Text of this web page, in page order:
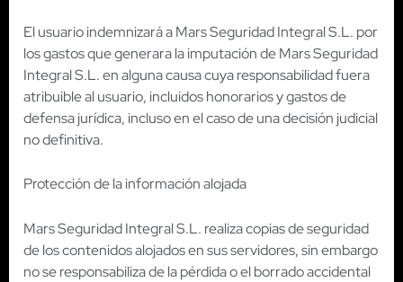
El usuario indemnizará a Mars Seguridad Integral S.L. por
los gastos que generara la imputación de Mars Seguridad
Integral S.L. en alguna causa cuya responsabilidad fuera
atribuible al usuario, incluidos honorarios y gastos de
defensa jurídica, incluso en el caso de una decisión judicial
no definitiva.
Protección de la información alojada
Mars Seguridad Integral S.L. realiza copias de seguridad
de los contenidos alojados en sus servidores, sin embargo
no se responsabiliza de la pérdida o el borrado accidental